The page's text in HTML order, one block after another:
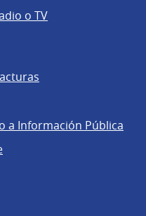
o TV
a Información Pública